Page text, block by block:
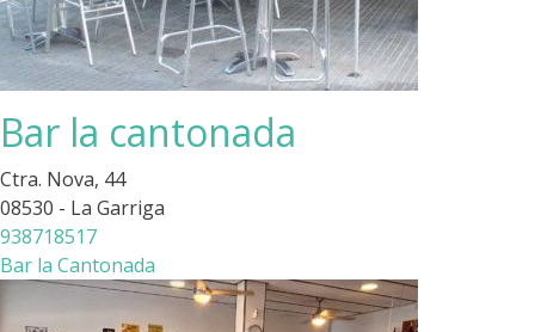
Bar la cantonada
Ctra. Nova, 44
08530 - La Garriga
938718517
Bar la Cantonada